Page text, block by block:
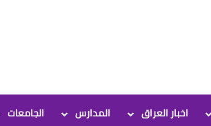
اخبار العراق المدارس الجامعات